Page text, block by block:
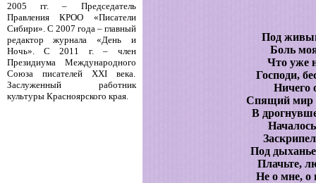
2005 гг. – Председатель
Правления КРОО «Писатели
Сибири». С 2007 года – главный
редактор журнала «День и
Ночь». С 2011 г. – член
Президиума Международного
Союза писателей ХХI века.
Заслуженный работник
культуры Красноярского края.
Под
Боль
Что уже
Господи,
Ничего
Спящий мир
В
Под
Плачьте,
Не о мне, о